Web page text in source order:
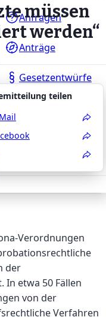
Anfragen
Anträge
Gesetzentwürfe
müssen
werden“
teilen
Verordnungen
der
etwa 50 Fällen
von der
Verfahren